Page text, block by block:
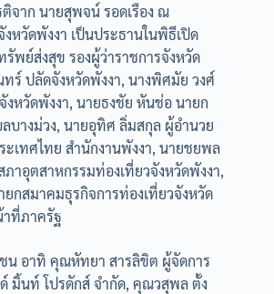
ติจาก นายสุพจน์ รอดเรือง ณ
หวัดพังงา เป็นประธานในพิธีเปิด
พย์ส่งสุข รองผู้ว่าราชการจังหวัด
ร์ ปลัดจังหวัดพังงา, นางพิศมัย วงศ์
งหวัดพังงา, นายธงชัย หันช่อ นายก
บางม่วง, นายอุทิศ ลิ่มสกุล ผู้อำนวย
ะเทศไทย สำนักงานพังงา, นายชยพล
าอุตสาหกรรมท่องเที่ยวจังหวัดพังงา,
กสมาคมธุรกิจการท่องเที่ยวจังหวัด
ที่ภาครัฐ
น อาทิ คุณหัทยา สารลิขิต ผู้จัดการ
มิ้นท์ โปรดักส์ จำกัด, คุณวสุพล ตั้ง